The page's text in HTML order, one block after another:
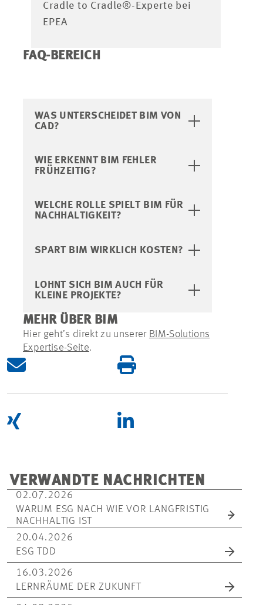
Cradle to Cradle®-Experte bei
EPEA
FAQ-BEREICH
WAS UNTERSCHEIDET BIM VON
CAD?
WIE ERKENNT BIM FEHLER
FRÜHZEITIG?
WELCHE ROLLE SPIELT BIM FÜR
NACHHALTIGKEIT?
SPART BIM WIRKLICH KOSTEN?
LOHNT SICH BIM AUCH FÜR
KLEINE PROJEKTE?
MEHR ÜBER BIM
Hier geht’s direkt zu unserer BIM-Solutions
Expertise-Seite.
VERWANDTE NACHRICHTEN
02.07.2026
WARUM ESG NACH WIE VOR LANGFRISTIG
NACHHALTIG IST
20.04.2026
ESG TDD
16.03.2026
LERNRÄUME DER ZUKUNFT